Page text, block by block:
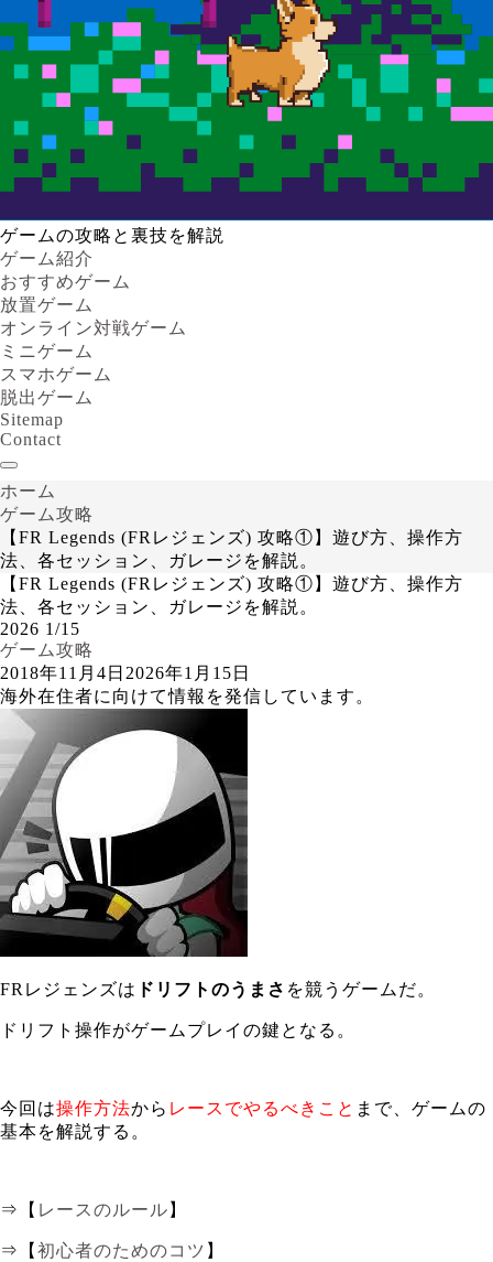
ゲームの攻略と裏技を解説
ゲーム紹介
おすすめゲーム
放置ゲーム
オンライン対戦ゲーム
ミニゲーム
スマホゲーム
脱出ゲーム
Sitemap
Contact
ホーム
ゲーム攻略
【FR Legends (FRレジェンズ) 攻略①】遊び方、操作方
法、各セッション、ガレージを解説。
【FR Legends (FRレジェンズ) 攻略①】遊び方、操作方
法、各セッション、ガレージを解説。
2026 1/15
ゲーム攻略
2018年11月4日 2026年1月15日
海外在住者に向けて情報を発信しています。
FRレジェンズは ドリフトのうまさ を競うゲームだ。
ドリフト操作がゲームプレイの鍵となる。
今回は操作方法から レースでやるべきこと まで、ゲームの
基本を解説する。
⇒【 レースのルール 】
⇒【 初心者のためのコツ 】